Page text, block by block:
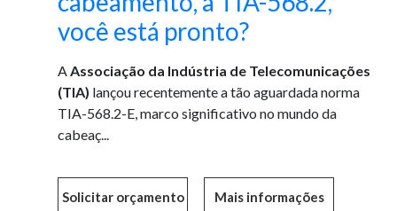
você está pronto?
AAssociação da Indústria de Telecomunicações
(TIA) lançou recentemente a tão aguardada norma
TIA-568.2-E, marco significativo no mundo da
cabeaç...
Mais informações